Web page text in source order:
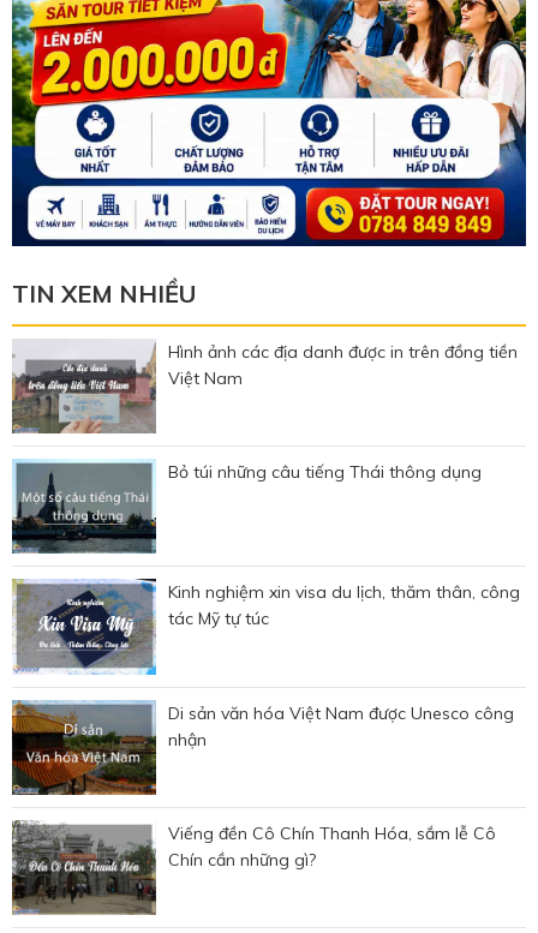
TIN XEM NHIỀU
Hình ảnh các địa danh được in trên đồng tiền
Việt Nam
Bỏ túi những câu tiếng Thái thông dụng
Kinh nghiệm xin visa du lịch, thăm thân, công
tác Mỹ tự túc
Di sản văn hóa Việt Nam được Unesco công
nhận
Viếng đền Cô Chín Thanh Hóa, sắm lễ Cô
Chín cần những gì?